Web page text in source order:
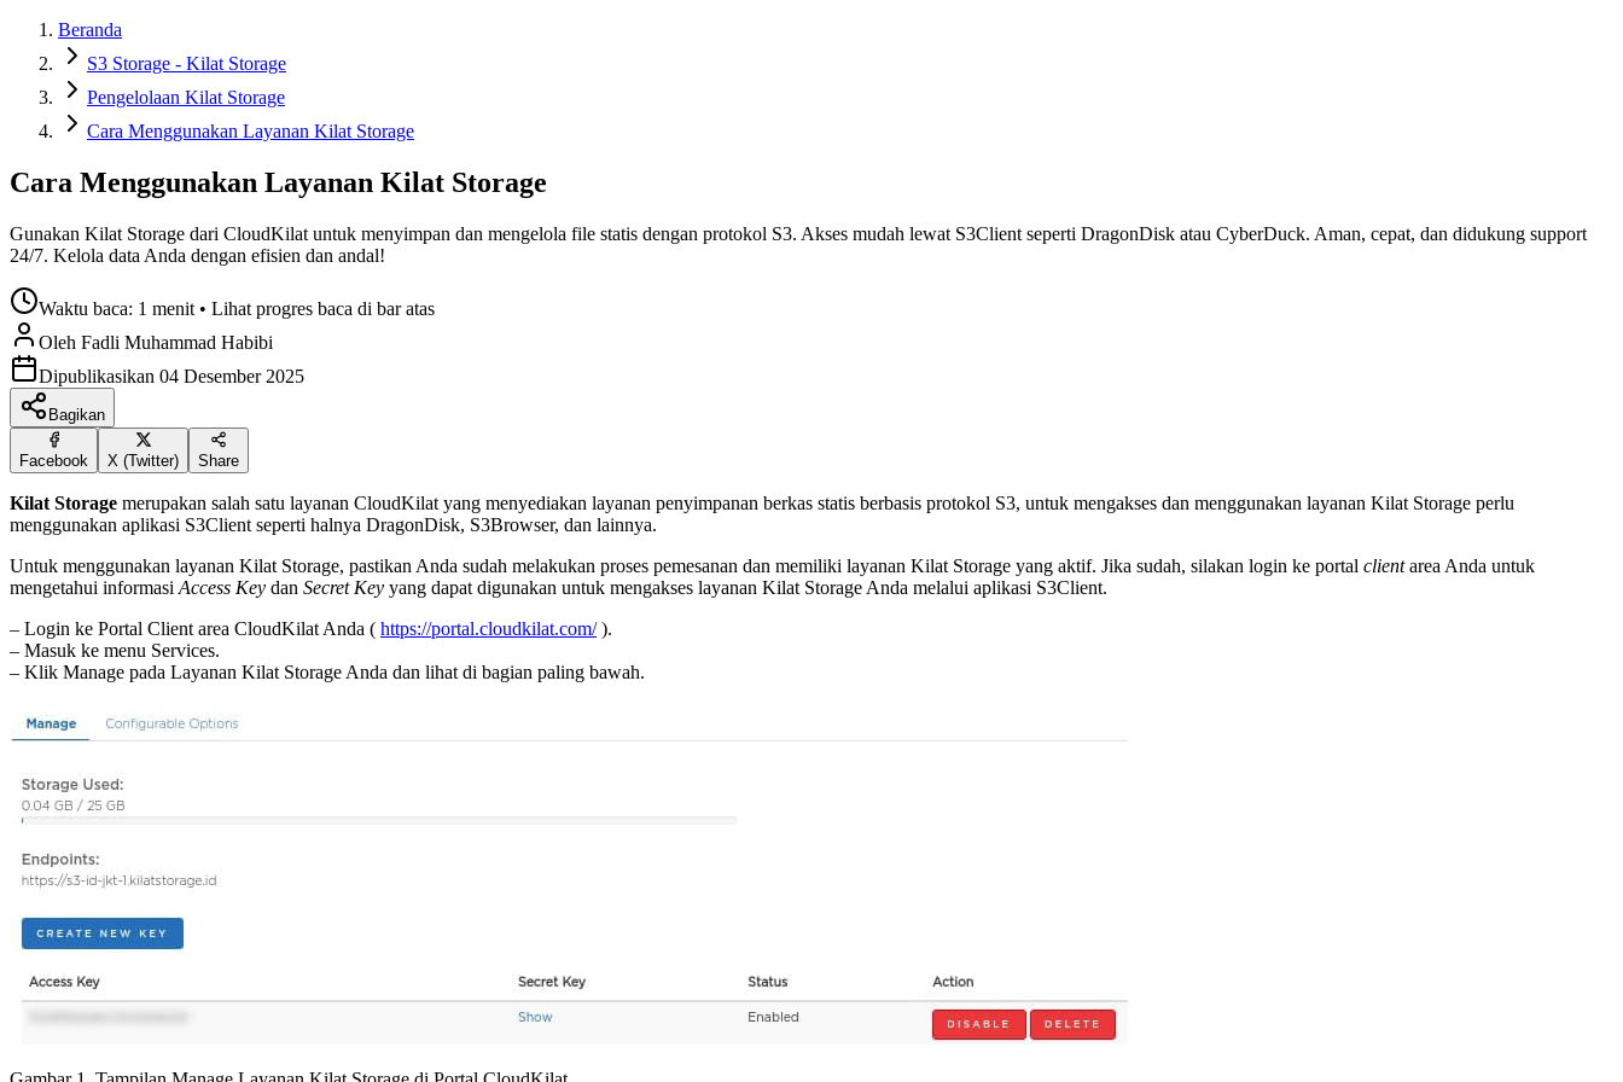
Beranda
S3 Storage - Kilat Storage
Pengelolaan Kilat Storage
Cara Menggunakan Layanan Kilat Storage
Cara Menggunakan Layanan Kilat Storage
Gunakan Kilat Storage dari CloudKilat untuk menyimpan dan mengelola file statis dengan protokol S3. Akses mudah lewat S3Client seperti DragonDisk atau CyberDuck. Aman, cepat, dan didukung support
24/7. Kelola data Anda dengan efisien dan andal!
Waktu baca: 1 menit • Lihat progres baca di bar atas
Oleh Fadli Muhammad Habibi
Dipublikasikan 04 Desember 2025
Bagikan
Facebook X (Twitter) Share
Kilat Storage merupakan salah satu layanan CloudKilat yang menyediakan layanan penyimpanan berkas statis berbasis protokol S3, untuk mengakses dan menggunakan layanan Kilat Storage perlu
menggunakan aplikasi S3Client seperti halnya DragonDisk, S3Browser, dan lainnya.
Untuk menggunakan layanan Kilat Storage, pastikan Anda sudah melakukan proses pemesanan dan memiliki layanan Kilat Storage yang aktif. Jika sudah, silakan login ke portal clientarea Anda untuk
mengetahui informasi Access Key dan Secret Key yang dapat digunakan untuk mengakses layanan Kilat Storage Anda melalui aplikasi S3Client.
– Login ke Portal Client area CloudKilat Anda ( https://portal.cloudkilat.com/).
– Masuk ke menu Services.
– Klik Manage pada Layanan Kilat Storage Anda dan lihat di bagian paling bawah.